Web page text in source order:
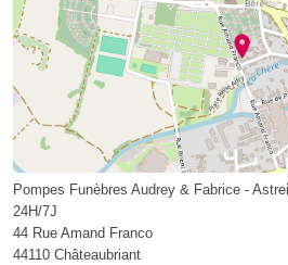
Pompes Funèbres Audrey & Fabrice -
24H/7J
44 Rue Amand Franco
44110 Châteaubriant